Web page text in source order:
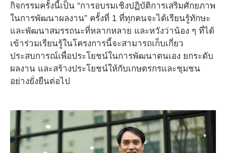
กิจกรรมครั้งนี้เป็น “การอบรมเชิงปฏิบัติการเสริมศักยภาพ
ในการพัฒนาผลงาน” ครั้งที่ 1 ที่ทุกคนจะได้เรียนรู้ทักษะ
และพัฒนาสมรรถนะที่หลากหลาย และหวังว่าน้อง ๆ ที่ได้
เข้าร่วมเรียนรู้ในโครงการนี้จะสามารถเก็บเกี่ยว
ประสบการณ์เพื่อประโยชน์ในการพัฒนาตนเอง ยกระดับ
ผลงาน และสร้างประโยชน์ให้กับเกษตรกรและชุมชน
อย่างยั่งยืนต่อไป